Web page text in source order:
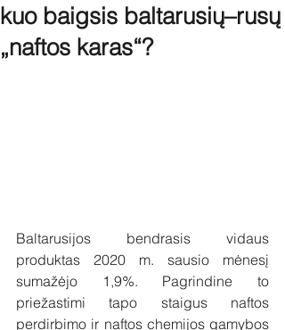
kuo baigsis baltarusių–rusų
„naftos karas“?
Baltarusijos bendrasis vidaus
produktas 2020 m. sausio mėnesį
sumažėjo 1,9%. Pagrindine to
priežastimi tapo staigus naftos
perdirbimo ir naftos chemijos gamybos